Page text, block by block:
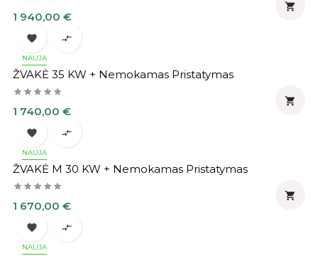
Kaina
1 940,00 €

NAUJA
 
ŽVAKĖ 35 KW + Nemokamas Pristatymas
Kaina
1 740,00 €

NAUJA
 
ŽVAKĖ M 30 KW + Nemokamas Pristatymas
Kaina
1 670,00 €

NAUJA
 